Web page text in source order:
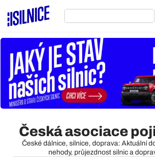
Česká asociace
České dálnice, silnice, doprava: Aktuální
nehody, průjezdnost silnic a